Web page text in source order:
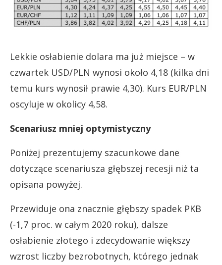
Lekkie osłabienie dolara ma już miejsce – w
czwartek USD/PLN wynosi około 4,18 (kilka dni
temu kurs wynosił prawie 4,30). Kurs EUR/PLN
oscyluje w okolicy 4,58.
Scenariusz mniej optymistyczny
Poniżej prezentujemy szacunkowe dane
dotyczące scenariusza głębszej recesji niż ta
opisana powyżej.
Przewiduje ona znacznie głębszy spadek PKB
(-1,7 proc. w całym 2020 roku), dalsze
osłabienie złotego i zdecydowanie większy
wzrost liczby bezrobotnych, którego jednak